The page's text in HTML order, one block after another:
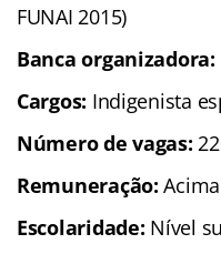
FUNAI 2015)
Banca organizadora:
Cargos: Indigenista
Número de vagas:
Remuneração:
Escolaridade: Nível